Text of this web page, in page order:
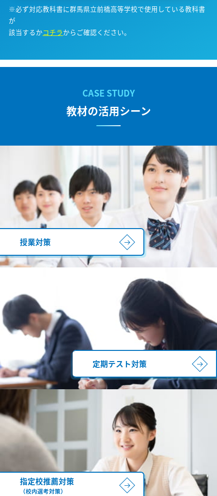
※必ず対応教科書に群馬県立前橋高等学校で使用している教科書
が
該当するかコチラからご確認ください。
教材の活用シーン
授業対策
定期テスト対策
指定校推薦対策
（校内選考対策）